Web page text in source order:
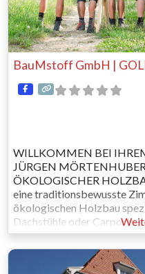
BauMstoff GmbH |
WILLKOMMEN BEI
JÜRGEN
ÖKOLOGISCHER
eine traditionsbewusste
ökologischen Holzbau
Dachstühle oder Carports –
Errichtung von Objekten
Ziel, einen gesunden und
Lebensraum zu schaffen.